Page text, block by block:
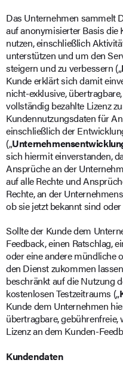
Das Unternehmen sammelt
auf anonymisierter Basis die
nutzen, einschließlich
unterstützen und um den
steigern und zu verbessern („
Kunde erklärt sich damit
nicht-exklusive,
vollständig bezahlte Lizenz
Kundennutzungsdaten für
einschließlich der
(„
sich hiermit einverstanden,
Ansprüche an der
auf alle Rechte und
Rechte, an der
ob sie jetzt bekannt sind
Sollte der Kunde dem
Feedback, einen Ratschlag,
oder eine andere mündliche
den Dienst zukommen
beschränkt auf die Nutzung
kostenlosen Testzeitraums („
Kunde dem Unternehmen
übertragbare,
Lizenz an dem Kunden-
Kundendaten